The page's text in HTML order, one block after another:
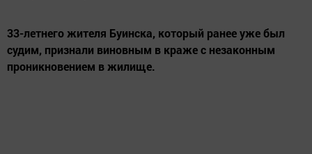
33-летнего жителя Буинска, который ранее уже был
судим, признали виновным в краже с незаконным
проникновением в жилище.